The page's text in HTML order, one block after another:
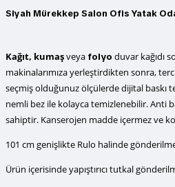
Siyah Mürekkep Salon Ofis Yatak
Kağıt, kumaşveyafolyo duvar kağıdı
makinalarımıza yerleştirdikten sonra,
seçmiş olduğunuz ölçülerde dijital baskı
nemli bez ile kolayca temizlenebilir. Anti
sahiptir. Kanserojen madde içermez ve
101 cm genişlikte Rulo halinde
Ürün içerisinde yapıştırıcı tutkal